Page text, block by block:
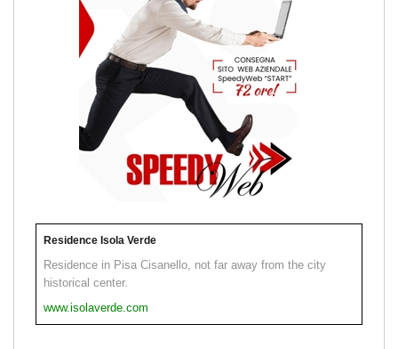
Residence Isola Verde
Residence in Pisa Cisanello, not far away from the city
historical center.
www.isolaverde.com